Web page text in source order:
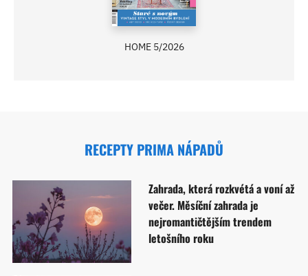
HOME 5/2026
RECEPTY PRIMA NÁPADŮ
Zahrada, která rozkvétá a voní až
večer. Měsíční zahrada je
nejromantičtějším trendem
letošního roku